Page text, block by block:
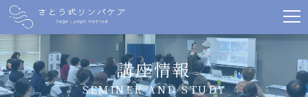
講座情報
SEMINER AND STUDY